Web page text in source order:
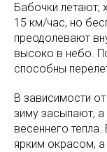
Бабочки летают,
15 км/час, но
преодолевают
высоко в небо.
способны
В зависимости
зиму засыпают, а
весеннего
ярким окрасом,